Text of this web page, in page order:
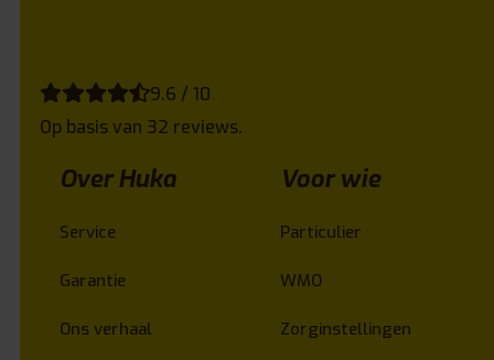
9.6 / 10
Op basis van 32 reviews.
Over Huka
Service
Garantie
Ons verhaal
Voor wie
Particulier
WMO
Zorginstellingen